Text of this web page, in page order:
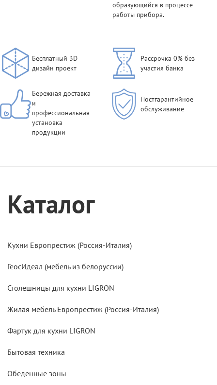
образующийся в процессе
работы прибора.
Бесплатный 3D
дизайн проект
Рассрочка 0% без
участия банка
Бережная доставка
и
профессиональная
установка
продукции
Постгарантийное
обслуживание
Каталог
Кухни Европрестиж (Россия-Италия)
ГеосИдеал (мебель из белоруссии)
Столешницы для кухни LIGRON
Жилая мебель Европрестиж (Россия-Италия)
Фартук для кухни LIGRON
Бытовая техника
Обеденные зоны